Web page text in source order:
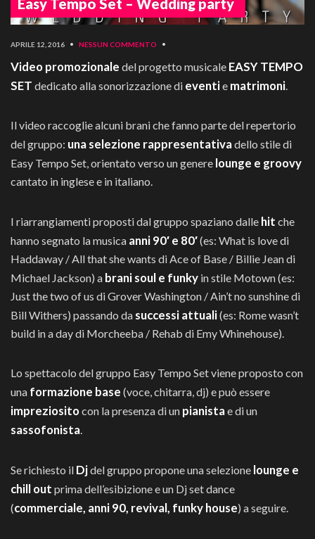
APRILE 12, 2016 • NESSUN COMMENTO •
Video promozionale del progetto musicale EASY TEMPO
SET dedicato alla sonorizzazione di eventie matrimoni
Il video raccoglie alcuni brani che fanno parte del repertorio
del gruppo: una selezione rappresentativadello stile di
Easy Tempo Set, orientato verso un genere lounge e groovy
cantato in inglese e in italiano.
I riarrangiamenti proposti dal gruppo spaziano dalle hit che
hanno segnato la musica anni 90′ e 80′(es: What is love di
Haddaway / All that she wants di Ace of Base / Billie Jean di
Michael Jackson) a brani soul e funky in stile Motown (es:
Just the two of us di Grover Washington / Ain’t no sunshine di
Bill Withers) passando da successi attuali(es: Rome wasn’t
build in a day di Morcheeba / Rehab di Emy Whinehouse).
Lo spettacolo del gruppo Easy Tempo Set viene proposto con
una formazione base (voce, chitarra, dj) e può essere
impreziositocon la presenza di un pianistae di un
sassofonista
Se richiesto il Djdel gruppo propone una selezione lounge e
chill out prima dell’esibizione e un Dj set dance
(commerciale, anni 90, revival, funky house) a seguire.